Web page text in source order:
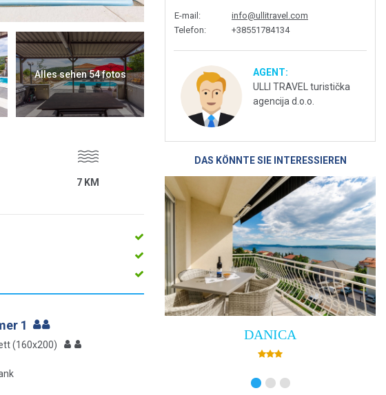
Alles sehen 54 fotos
7 KM
1
(160x200)
E-mail :
info@ullitravel.com
Telefon: +38551784134
AGENT:
ULLI TRAVEL turistička
agencija d.o.o.
DAS KÖNNTE SIE INTERESSIEREN